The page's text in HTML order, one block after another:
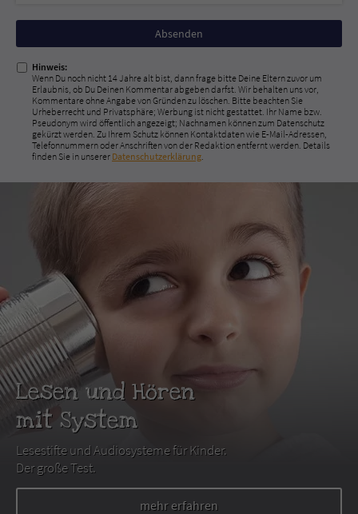
Nicht
ausfüllen!
Hinweis:
Wenn Du noch nicht 14 Jahre alt bist, dann frage bitte Deine Eltern zuvor um
Erlaubnis, ob Du Deinen Kommentar abgeben darfst. Wir behalten uns vor,
Kommentare ohne Angabe von Gründen zu löschen. Bitte beachten Sie
Urheberrecht und Privatsphäre; Werbung ist nicht gestattet. Ihr Name bzw.
Pseudonym wird öffentlich angezeigt; Nachnamen können zum Datenschutz
gekürzt werden. Zu Ihrem Schutz können Kontaktdaten wie E-Mail-Adressen,
Telefonnummern oder Anschriften von der Redaktion entfernt werden. Details
finden Sie in unserer Datenschutzerklärung
Lesen und Hören
mit System
Lesestifte und Audiosysteme für Kinder.
Der große Test.
mehr erfahren